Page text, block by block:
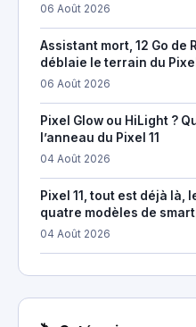
06 Août 2026
Assistant mort, 12 Go de
déblaie le terrain du Pixel
06 Août 2026
Pixel Glow ou HiLight ?
l’anneau du Pixel 11
04 Août 2026
Pixel 11, tout est déjà là,
quatre modèles de
04 Août 2026